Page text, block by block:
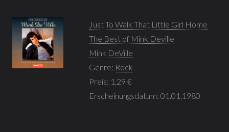
Just To Walk That Little Girl Home
The Best of Mink Deville
Mink DeVille
Genre: Rock
Preis: 1,29 €
Erscheinungsdatum: 01.01.1980